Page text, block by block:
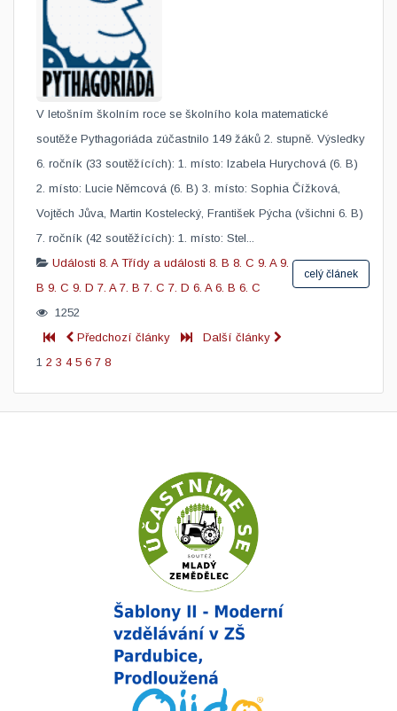
V letošním školním roce se školního kola matematické
soutěže Pythagoriáda zúčastnilo 149 žáků 2. stupně. Výsledky
6. ročník (33 soutěžících): 1. místo: Izabela Hurychová (6. B)
2. místo: Lucie Němcová (6. B) 3. místo: Sophia Čížková,
Vojtěch Jůva, Martin Kostelecký, František Pýcha (všichni 6. B)
7. ročník (42 soutěžících): 1. místo: Stel...
celý článek
Události 8. A Třídy a události 8. B 8. C 9. A 9.
B 9. C 9. D 7. A 7. B 7. C 7. D 6. A 6. B 6. C
1252
Předchozí články
Další články
1 2 3 4 5 6 7 8